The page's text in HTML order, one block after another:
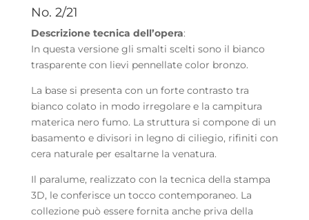
No. 2/21
Descrizione tecnica dell’opera:
In questa versione gli smalti scelti sono il bianco
trasparente con lievi pennellate color bronzo.
La base si presenta con un forte contrasto tra
bianco colato in modo irregolare e la campitura
materica nero fumo. La struttura si compone di un
basamento e divisori in legno di ciliegio, rifiniti con
cera naturale per esaltarne la venatura.
Il paralume, realizzato con la tecnica della stampa
3D, le conferisce un tocco contemporaneo. La
collezione può essere fornita anche priva della